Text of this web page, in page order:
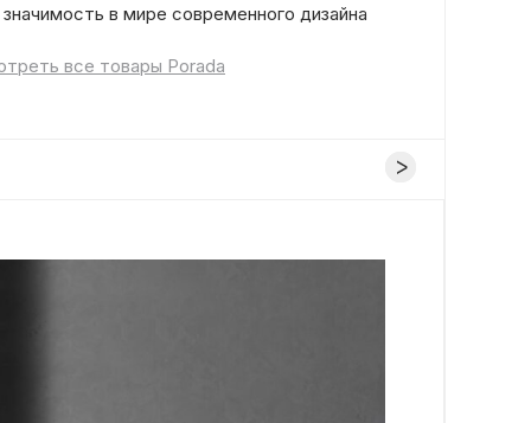
в мире современного дизайна
все товары Porada